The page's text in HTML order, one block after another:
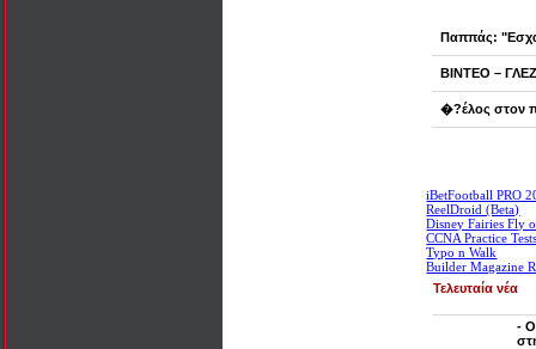
Παππάς:
ΒΙΝΤΕΟ –
�?έλος στον
iBetFootball PRO
ReelDroid (Beta)
Disney Fairies Fly
CCNA Practice
Typo n Walk
Builder Magazine
Τελευταία νέα
- Ο